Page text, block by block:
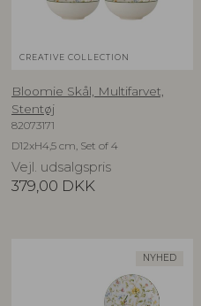
CREATIVE COLLECTION
Bloomie Skål, Multifarvet,
Stentøj
82073171
D12xH4,5 cm, Set of 4
Vejl. udsalgspris
379,00 DKK
NYHED